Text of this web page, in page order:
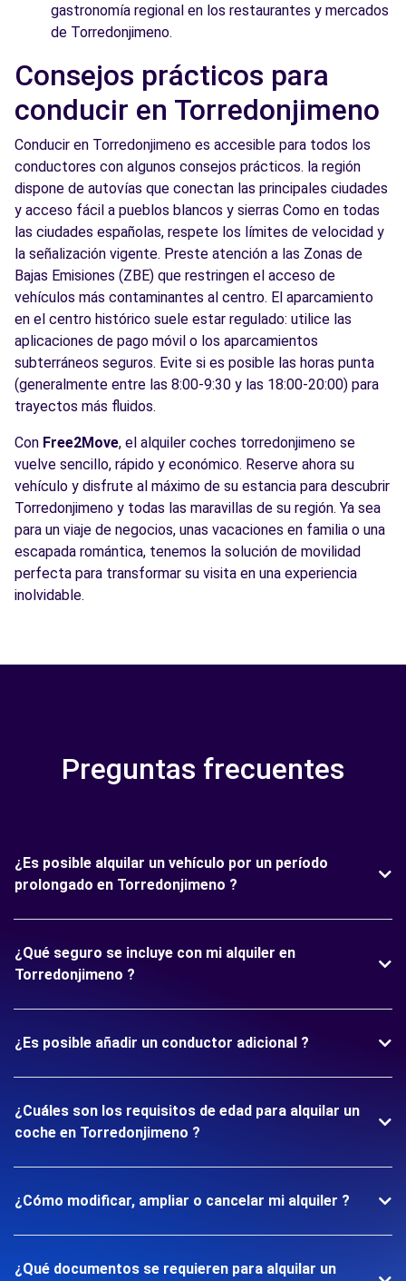
gastronomía regional en los restaurantes y mercados
de Torredonjimeno.
Consejos prácticos para
conducir en Torredonjimeno
Conducir en Torredonjimeno es accesible para todos los
conductores con algunos consejos prácticos. la región
dispone de autovías que conectan las principales ciudades
y acceso fácil a pueblos blancos y sierras Como en todas
las ciudades españolas, respete los límites de velocidad y
la señalización vigente. Preste atención a las Zonas de
Bajas Emisiones (ZBE) que restringen el acceso de
vehículos más contaminantes al centro. El aparcamiento
en el centro histórico suele estar regulado: utilice las
aplicaciones de pago móvil o los aparcamientos
subterráneos seguros. Evite si es posible las horas punta
(generalmente entre las 8:00-9:30 y las 18:00-20:00) para
trayectos más fluidos.
Con Free2Move, el alquiler coches torredonjimeno se
vuelve sencillo, rápido y económico. Reserve ahora su
vehículo y disfrute al máximo de su estancia para descubrir
Torredonjimeno y todas las maravillas de su región. Ya sea
para un viaje de negocios, unas vacaciones en familia o una
escapada romántica, tenemos la solución de movilidad
perfecta para transformar su visita en una experiencia
inolvidable.
Preguntas frecuentes
¿Es posible alquilar un vehículo por un período
prolongado en Torredonjimeno ?
¿Qué seguro se incluye con mi alquiler en
Torredonjimeno ?
¿Es posible añadir un conductor adicional ?
¿Cuáles son los requisitos de edad para alquilar un
coche en Torredonjimeno ?
¿Cómo modificar, ampliar o cancelar mi alquiler ?
¿Qué documentos se requieren para alquilar un